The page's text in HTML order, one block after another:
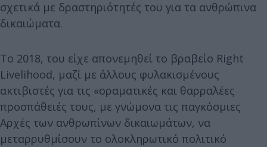
σχετικά με δραστηριότητές του για τα ανθρώπινα
δικαιώματα.
Το 2018, του είχε απονεμηθεί το βραβείο Right
Livelihood, μαζί με άλλους φυλακισμένους
ακτιβιστές για τις «οραματικές και θαρραλέες
προσπάθειές τους, με γνώμονα τις παγκόσμιες
Αρχές των ανθρωπίνων δικαιωμάτων, να
μεταρρυθμίσουν το ολοκληρωτικό πολιτικό